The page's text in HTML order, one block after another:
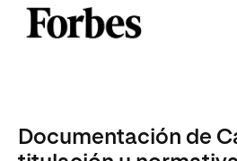
Documentación de